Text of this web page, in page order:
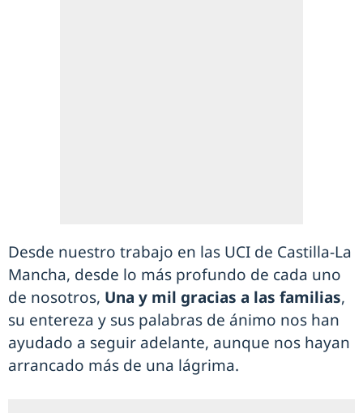
Desde nuestro trabajo en las UCI de Castilla-La
Mancha, desde lo más profundo de cada uno
de nosotros, Una y mil gracias a las familias,
su entereza y sus palabras de ánimo nos han
ayudado a seguir adelante, aunque nos hayan
arrancado más de una lágrima.